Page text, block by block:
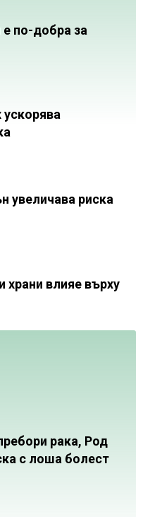
е по-добра за
увеличава риска
храни влияе върху
рака, Род
с лоша болест